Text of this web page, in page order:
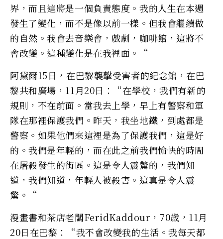
界，而且這將是一個負責態度。我的人生在本週
發生了變化，而不是像以前一樣。但我會繼續做
的自然。我會去音樂會，戲劇，咖啡館，這將不
會改變。這種變化是在我裡面。“
阿黛爾15日，在巴黎襲擊受害者的紀念館，在巴
黎共和廣場，11月20日：“在學校，我們有新的
規則，不在前面。當我去上學，早上有警察和軍
隊在那裡保護我們。昨天，我坐地鐵，到處都是
警察。如果他們來這裡是為了保護我們，這是好
的。我們是年輕的，而在此之前我們愉快的時間
在屠殺發生的街區。這是令人震驚的，我們知
道，我們知道，年輕人被殺害。這真是令人震
驚。“
漫畫書和茶店老闆FeridKaddour，70歲，11月
20日在巴黎：“我不會改變我的生活。我每天都